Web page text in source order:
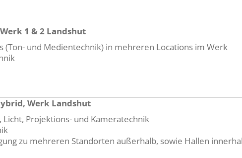
1 & 2 Landshut
(Ton- und Medientechnik) in mehreren Locations im Werk
Werk Landshut
Projektions- und Kameratechnik
zu mehreren Standorten außerhalb, sowie Hallen